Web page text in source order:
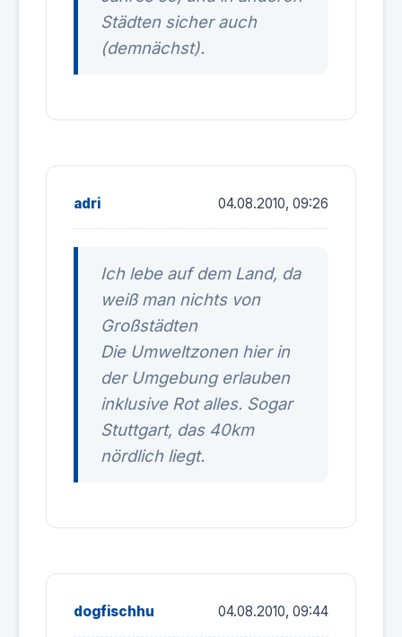
Städten sicher auch
(demnächst).
adri 04.08.2010, 09:26
Ich lebe auf dem Land, da
weiß man nichts von
Großstädten
Die Umweltzonen hier in
der Umgebung erlauben
inklusive Rot alles. Sogar
Stuttgart, das 40km
nördlich liegt.
dogfischhu 04.08.2010, 09:44